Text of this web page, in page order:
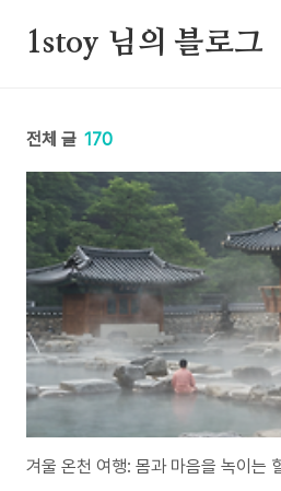
1stoy 님의 블로그
전체 글 170
겨울 온천 여행: 몸과 마음을 녹이는